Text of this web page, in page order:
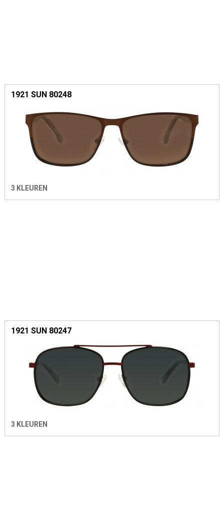
1921 SUN 80248
3 KLEUREN
1921 SUN 80247
3 KLEUREN